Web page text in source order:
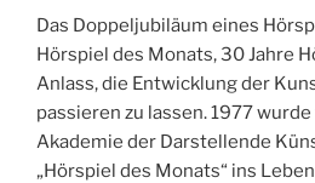
29.08.2017,
WDR
3/1LIVE“
Das Doppeljubiläum eines
Hörspiel des Monats, 30 Jahre
Anlass, die Entwicklung der
passieren zu lassen. 1977
Akademie der Darstellende
„Hörspiel des Monats“ ins